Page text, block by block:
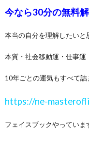
今なら30分の無料
本当の自分を理解したいと
本質・社会移動運・仕事
10年ごとの運気もすべて詰
https://ne-
フェイスブックやっていま